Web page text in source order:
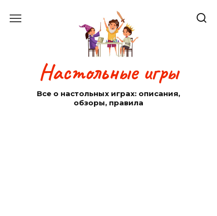
Настольные игры
Все о настольных играх: описания,
обзоры, правила